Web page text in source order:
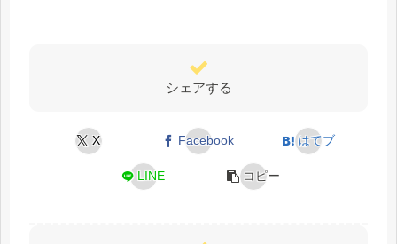
シェアする
X Facebook はてブ
LINE コピー